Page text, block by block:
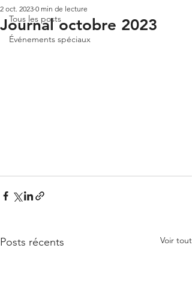
Tous les posts
Événements spéciaux
Journal octobre 2023
2 oct. 2023 0 min de lecture
Posts récents Voir tout